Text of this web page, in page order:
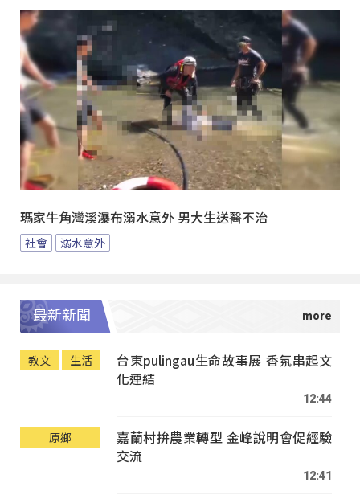
瑪家牛角灣溪瀑布溺水意外 男大生送醫不治
社會 溺水意外
最新新聞
教文 生活
台東pulingau生命故事展 香氛串起文
化連結
12:44
原鄉
嘉蘭村拚農業轉型 金峰說明會促經驗
交流
12:41